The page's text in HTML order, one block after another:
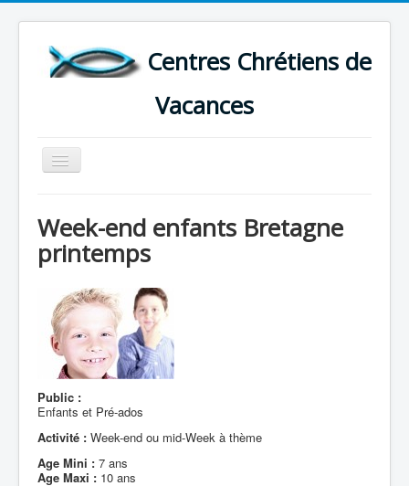
Centres Chrétiens de
Vacances
Basculer
la
CARTE DES CENTRES DE VACANCES .
LISTE DES SEJOURS DE VACANCES 2026
PLUS
Week-end enfants Bretagne
printemps
Public :
Enfants et Pré-ados
Activité : Week-end ou mid-Week à thème
Age Mini : 7 ans
Age Maxi : 10 ans